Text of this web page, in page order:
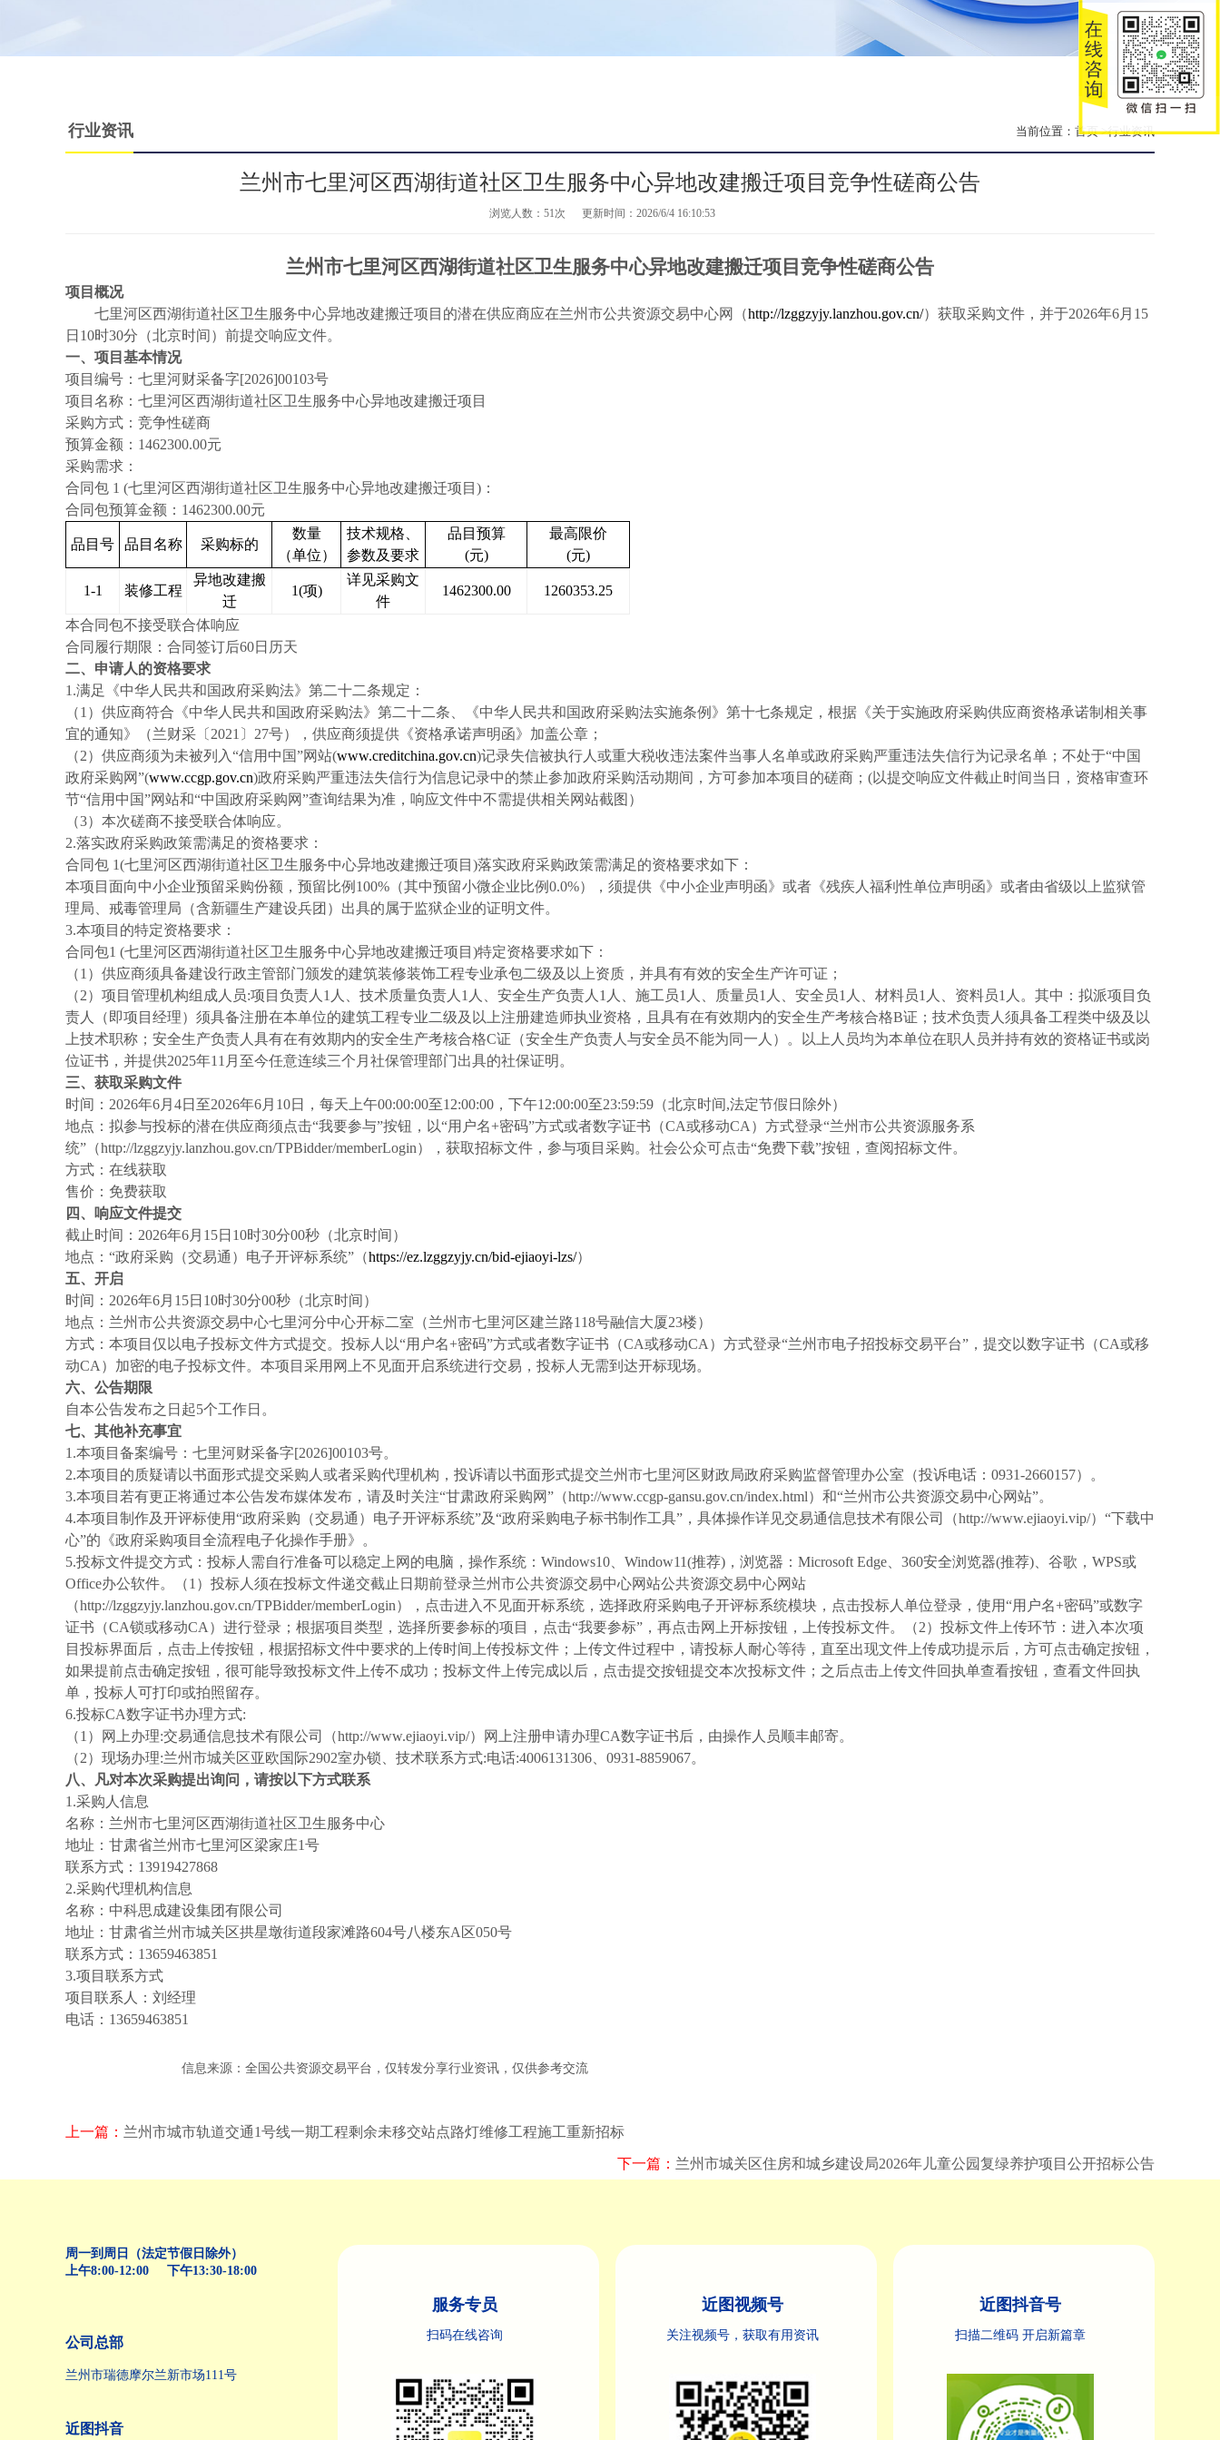
当前位置： 首页>行业资讯
行业资讯
兰州市七里河区西湖街道社区卫生服务中心异地改建搬迁项目竞争性磋商公告
浏览人数： 51次 更新时间：2026/6/4 16:10:53
兰州市七里河区西湖街道社区卫生服务中心异地改建搬迁项目 竞争性磋商公告
项目概况
七里河区西湖街道社区卫生服务中心异地改建搬迁项目的潜在供应商应在兰州市公共资源交易中心网（http://lzggzyjy.lanzhou.gov.cn/）获取采购文件，并于2026年6月 15
日 10时30分（北京时间）前提交响应文件。
一、项目基本情况
项目编号：七里河财采备字[2026]00103号
项目名称：七里河区西湖街道社区卫生服务中心异地改建搬迁项目
采购方式：竞争性磋商
预算金额： 1462300.00元
采购需求：
合同包 1 (七里河区西湖街道社区卫生服务中心异地改建搬迁项目)：
合同包预算金额： 1462300.00元
品目号 品目名称 采购标的
数量
（单位）
技术规格、
参数及要求
品目预算
(元)
最高限价
(元)
1-1 装修工程
异地改建搬
迁
1(项)
详见采购文
件
1462300.00 1260353.25
本合同包不接受联合体响应
合同履行期限： 合同签订后60日历天
二、申请人的资格要求
1.满足《中华人民共和国政府采购法》第二十二条规定 ：
（1 ） 供应商符合《中华人民共和国政府采购法》第二十二条、《中华人民共和国政府采购法实施条例》第十七条规定，根据《关于实施政府采购供应商资格承诺制相关事
宜的通知》（兰财采〔 2021〕27号），供应商须提供《资格承诺声明函》加盖公章；
（2） 供应商须为未被列入“信用中国”网站(www.creditchina.gov.cn)记录失信被执行人或重大税收违法案件当事人名单或政府采购严重违法失信行为记录名单；不处于“中国
政府采购网”(www.ccgp.gov.cn)政府采购严重违法失信行为信息记录中的禁止参加政府采购活动期间，方可参加本项目的磋商；(以提交响应文件截止时间当日，资格审查环
节“信用中国”网站和“中国政府采购网”查询结果为准，响应文件中不需提供相关网站截图）
（3）本次磋商不接受联合体响应。
2.落实政府采购政策需满足的资格要求：
合同包 1(七里河区西湖街道社区卫生服务中心异地改建搬迁项目)落实政府采购政策需满足的资格要求如下：
本项目面向中小企业预留采购份额，预留比例 100%（其中预留小微企业比例0.0%），须提供《中小企业声明函》或者《残疾人福利性单位声明函》或者由省级以上监狱管
理局、戒毒管理局（含新疆生产建设兵团）出具的属于监狱企业的证明文件。
3.本项目的特定资格要求：
合同包1 (七里河区西湖街道社区卫生服务中心异地改建搬迁项目)特定资格要求如下：
（1）供应商须具备建设行政主管部门颁发的建筑装修装饰工程专业承包二级及以上资质， 并具有有效的安全生产许可证 ；
（2）项目管理机构组成人员:项目负责人 1人、技术质量负责人1人、安全生产负责人1人、施工员1人、质量员1人、安全员1人、材料员1人、资料员1人。其中： 拟派项目负
责人（即项目经理）须具备注册在本单位的建筑工程专业二级及以上注册建造师执业资格，且具有在有效期内的安全生产考核合格B证； 技术负责人须具备工程类中级及以
上技术职称；安全生产负责人具有在有效期内的安全生产考核合格C证（安全生产负责人与安全员不能为同一人）。 以上 人员均为本单位在职人员并持有效的资格证书或岗
位证书，并提供2025年11月至今任意连续三个月社保管理部门出具的社保证明。
三、获取采购文件
时间： 2026年6月 4日至2026年6月 10日，每天上午00:00:00至12:00:00，下午12:00:00至23:59:59（北京时间,法定节假日除外）
地点：拟参与投标的潜在供应商须点击“我要参与”按钮，以“用户名+密码”方式或者数字证书（CA或移动CA）方式登录“兰州市公共资源服务系
统”（http://lzggzyjy.lanzhou.gov.cn/TPBidder/memberLogin），获取招标文件，参与项目采购。社会公众可点击“免费下载”按钮，查阅招标文件。
方式：在线获取
售价：免费获取
四、响应文件提交
截止时间： 2026年6月 15日 10时30分00秒（北京时间）
地点： “政府采购（交易通）电子开评标系统”（https://ez.lzggzyjy.cn/bid-ejiaoyi-lzs/）
五、开启
时间 ： 2026年6月 15日 10时30分00秒（北京时间）
地点：兰州市公共资源交易中心七里河分中心开标二室（兰州市七里河区建兰路118号融信大厦23楼）
方式：本项目仅以电子投标文件方式提交。投标人以“用户名+密码”方式或者数字证书（CA或移动CA）方式登录“兰州市电子招投标交易平台”，提交以数字证书（CA或移
动CA）加密的电子投标文件。本项目采用网上不见面开启系统进行交易，投标人无需到达开标现场。
六、公告期限
自本公告发布之日起5个工作日。
七、其他补充事宜
1.本项目备案编号：七里河财采备字[2026]00103号。
2.本项目的质疑请以书面形式提交采购人或者采购代理机构，投诉请以书面形式提交兰州市七里河区财政局政府采购监督管理办公室（投诉电话：0931-2660157）。
3.本项目若有更正将通过本公告发布媒体发布，请及时关注“甘肃政府采购网”（http://www.ccgp-gansu.gov.cn/index.html）和“兰州市公共资源交易中心网站”。
4.本项目制作及开评标使用“政府采购（交易通）电子开评标系统”及“政府采购电子标书制作工具”，具体操作详见交易通信息技术有限公司（http://www.ejiaoyi.vip/）“下载中
心”的《政府采购项目全流程电子化操作手册》。
5.投标文件提交方式：投标人需自行准备可以稳定上网的电脑，操作系统：Windows10、Window11(推荐)，浏览器：Microsoft Edge、360安全浏览器(推荐)、谷歌，WPS或
Office办公软件。
（1 ） 投标人须在投标文件递交截止日期前登录兰州市公共资源交易中心网站公共资源交易中心网站
（http://lzggzyjy.lanzhou.gov.cn/TPBidder/memberLogin），点击进入不见面开标系统，选择政府采购电子开评标系统模块，点击投标人单位登录，使用“用户名+密码”或数字
证书（CA锁或移动CA）进行登录；根据项目类型，选择所要参标的项目，点击“我要参标”，再点击网上开标按钮，上传投标文件。
（2） 投标文件上传环节：进入本次项
目投标界面后，点击上传按钮，根据招标文件中要求的上传时间上传投标文件；上传文件过程中，请投标人耐心等待，直至出现文件上传成功提示后，方可点击确定按钮，
如果提前点击确定按钮，很可能导致投标文件上传不成功；投标文件上传完成以后，点击提交按钮提交本次投标文件；之后点击上传文件回执单查看按钮，查看文件回执
单，投标人可打印或拍照留存。
6.投标CA数字证书办理方式:
（1 ） 网上办理:交易通信息技术有限公司（http://www.ejiaoyi.vip/）网上注册申请办理CA数字证书后，由操作人员顺丰邮寄。
（2） 现场办理:兰州市城关区亚欧国际2902室办锁、技术联系方式:电话:4006131306、0931-8859067。
八、凡对本次采购提出询问，请按以下方式联系
1.采购人信息
名称： 兰州市七里河区西湖街道社区卫生服务中心
地址： 甘肃省兰州市七里河区梁家庄1号
联系方式： 13919427868
2.采购代理机构信息
名称： 中科思成建设集团有限公司
地址 ：甘肃省兰州市城关区拱星墩街道段家滩路604号八楼东A区050号
联系方式： 13659463851
3.项目联系方式
项目联系人： 刘经理
电话： 13659463851
信息来源：全国公共资源交易平台，仅转发分享行业资讯，仅供参考交流
上一篇： 兰州市城市轨道交通1号线一期工程剩余未移交站点路灯维修工程施工重新招标
下一篇： 兰州市城关区住房和城乡建设局2026年儿童公园复绿养护项目公开招标公告
服务专员
扫码在线咨询
近图视频号
关注视频号，获取有用资讯
近图抖音号
扫描二维码 开启新篇章
周一到周日（法定节假日除外）
上午8:00-12:00 下午13:30-18:00
公司总部
兰州市瑞德摩尔兰新市场111号
近图抖音